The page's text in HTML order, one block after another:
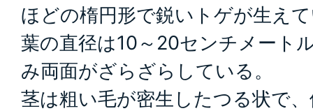
ほどの楕円形で鋭いトゲが生え
葉の直径は10～20センチメート
み両面がざらざらしている。
茎は粗い毛が密生したつる状で